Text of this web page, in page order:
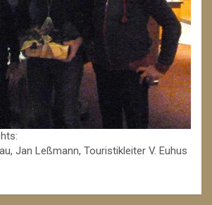
Jan Leßmann, Touristikleiter V. Euhus